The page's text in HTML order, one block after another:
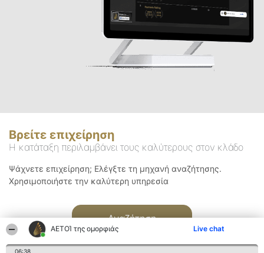
ΑΕΤΟΊ της ομορφιάς Live chat
06:38
Βρείτε επιχείρηση
Η κατάταξη περιλαμβάνει τους καλύτερους στον κλάδο
Ψάχνετε επιχείρηση; Ελέγξτε τη μηχανή αναζήτησης.
Χρησιμοποιήστε την καλύτερη υπηρεσία
Αναζήτηση